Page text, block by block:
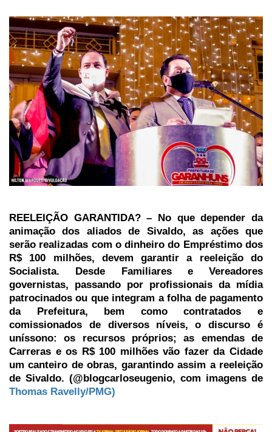
REELEIÇÃO GARANTIDA? – No que depender da
animação dos aliados de Sivaldo, as ações que
serão realizadas com o dinheiro do Empréstimo dos
R$ 100 milhões, devem garantir a reeleição do
Socialista. Desde Familiares e Vereadores
governistas, passando por profissionais da mídia
patrocinados ou que integram a folha de pagamento
da Prefeitura, bem como contratados e
comissionados de diversos níveis, o discurso é
uníssono: os recursos próprios; as emendas de
Carreras e os R$ 100 milhões vão fazer da Cidade
um canteiro de obras, garantindo assim a reeleição
de Sivaldo. (@blogcarloseugenio, com imagens de
Thomas Ravelly/PMG)